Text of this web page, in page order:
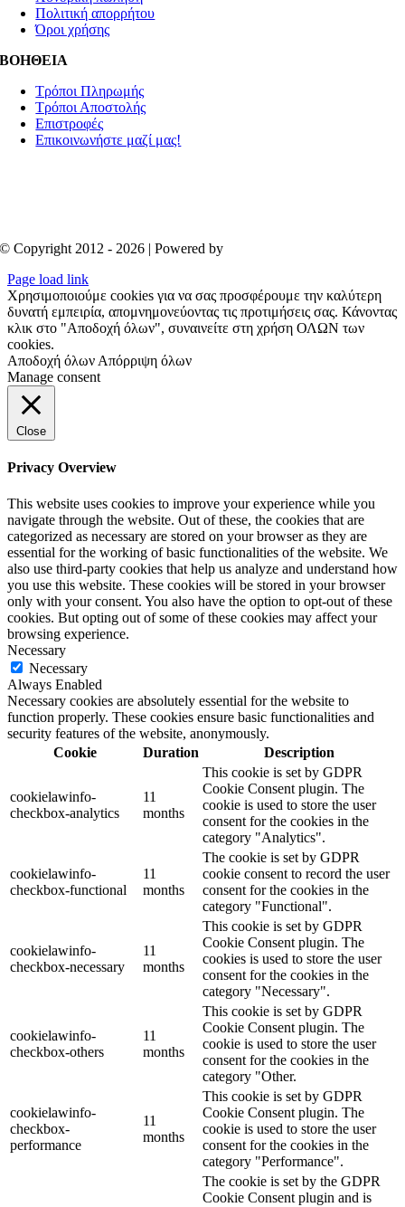
Πολιτική απορρήτου
Όροι χρήσης
ΒΟΗΘΕΙΑ
Τρόποι Πληρωμής
Τρόποι Αποστολής
Επιστροφές
Επικοινωνήστε μαζί μας!
© Copyright 2012 - 2026 | Powered by
Page load link
Χρησιμοποιούμε cookies για να σας προσφέρουμε την καλύτερη
δυνατή εμπειρία, απομνημονεύοντας τις προτιμήσεις σας. Κάνοντας
κλικ στο "Αποδοχή όλων", συναινείτε στη χρήση ΟΛΩΝ των
cookies.
Αποδοχή όλων Απόρριψη όλων
Manage consent
Close
Privacy Overview
This website uses cookies to improve your experience while you
navigate through the website. Out of these, the cookies that are
categorized as necessary are stored on your browser as they are
essential for the working of basic functionalities of the website. We
also use third-party cookies that help us analyze and understand how
you use this website. These cookies will be stored in your browser
only with your consent. You also have the option to opt-out of these
cookies. But opting out of some of these cookies may affect your
browsing experience.
Necessary
Necessary
Always Enabled
Necessary cookies are absolutely essential for the website to
function properly. These cookies ensure basic functionalities and
security features of the website, anonymously.
Cookie
Duration Description
cookielawinfo-
checkbox-analytics
11
months
This cookie is set by GDPR
Cookie Consent plugin. The
cookie is used to store the user
consent for the cookies in the
category "Analytics".
cookielawinfo-
checkbox-functional
11
months
The cookie is set by GDPR
cookie consent to record the user
consent for the cookies in the
category "Functional".
cookielawinfo-
checkbox-necessary
11
months
This cookie is set by GDPR
Cookie Consent plugin. The
cookies is used to store the user
consent for the cookies in the
category "Necessary".
cookielawinfo-
checkbox-others
11
months
This cookie is set by GDPR
Cookie Consent plugin. The
cookie is used to store the user
consent for the cookies in the
category "Other.
cookielawinfo-
checkbox-
performance
11
months
This cookie is set by GDPR
Cookie Consent plugin. The
cookie is used to store the user
consent for the cookies in the
category "Performance".
The cookie is set by the GDPR
Cookie Consent plugin and is